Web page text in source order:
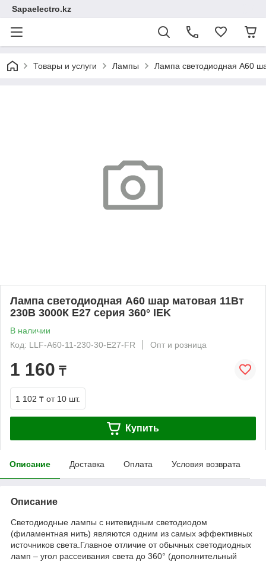
Sapaelectro.kz
Товары и услуги Лампы Лампа светодиодная A60
Лампа светодиодная A60 шар матовая 11Вт
230В 3000К E27 серия 360° IEK
В наличии
Код: LLF-A60-11-230-30-E27-FR
Опт и розница
1 160 ₸
1 102 ₸ от 10 шт.
Купить
Описание Доставка Оплата Условия возврата
Описание
Светодиодные лампы с нитевидным светодиодом
(филаментная нить) являются одним из самых эффективных
источников света.Главное отличие от обычных светодиодных
ламп – угол рассеивания света до 360° (дополнительный